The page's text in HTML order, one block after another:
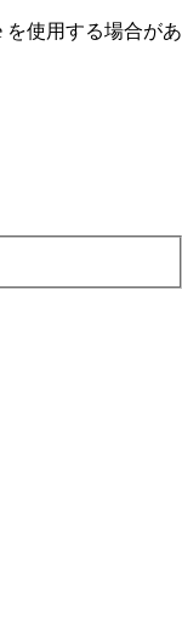
使⽤する場合があ